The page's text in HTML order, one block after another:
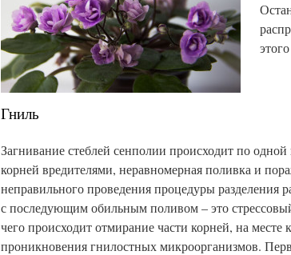
Гниль
Загнивание стеблей сенполии происходит по
корней вредителями, неравномерная поливка и
неправильного проведения процедуры разделения
с последующим обильным поливом – это
чего происходит отмирание части корней, на месте
проникновения гнилостных микроорганизмов.